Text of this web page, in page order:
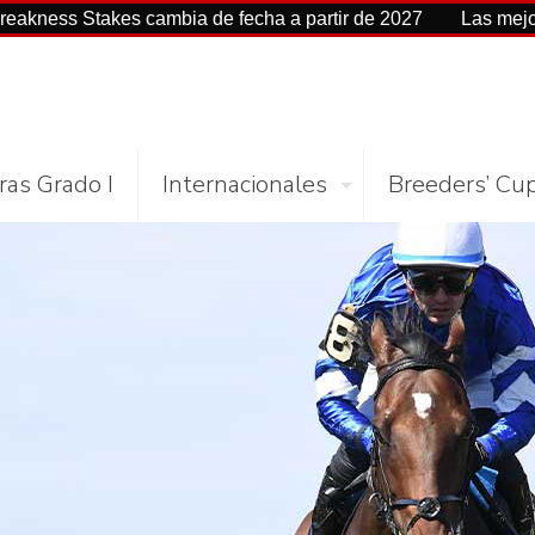
cambia de fecha a partir de 2027 Las mejores cifras
Grado I Internacionales Breeders’